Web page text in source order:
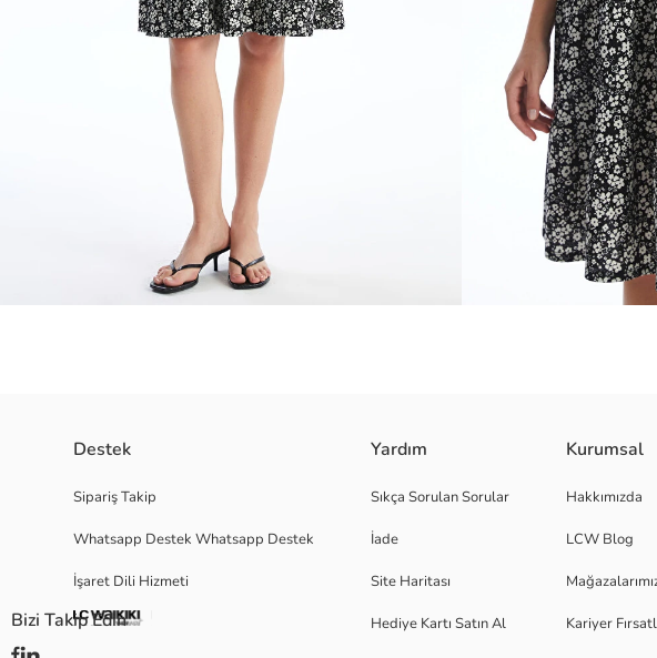
Çiçekli deseni ve dar kesimiyle öne çıkan bu kadın elbise, şık bir görünüm sunar. Kare yakasıyla
Marka:
Cinsiyet:
Destek
Sipariş Takip
Whatsapp Destek Whatsapp Destek
İşaret Dili Hizmeti
Yardım
Sıkça Sorulan Sorular
İade
Site Haritası
Hediye Kartı Satın Al
Kurumsal
Hakkımızda
LCW Blog
Kariyer
Bizi Takip Edin